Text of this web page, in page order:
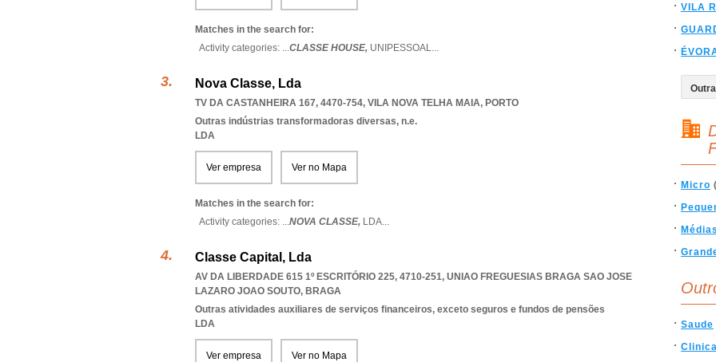
Matches in the search for:
Activity categories: ...CLASSE HOUSE, UNIPESSOAL...
Nova Classe, Lda
TV DA CASTANHEIRA 167, 4470-754, VILA NOVA TELHA MAIA, PORTO
Outras indústrias transformadoras diversas, n.e.
LDA
Ver empresa Ver no Mapa
Matches in the search for:
Activity categories: ...NOVA CLASSE, LDA...
Classe Capital, Lda
AV DA LIBERDADE 615 1º ESCRITÓRIO 225, 4710-251, UNIAO FREGUESIAS BRAGA SAO JOSE
LAZARO JOAO SOUTO, BRAGA
Outras atividades auxiliares de serviços financeiros, exceto seguros e fundos de pensões
LDA
Ver empresa Ver no Mapa
VILA
Micro
Médias
Saude
Clinica